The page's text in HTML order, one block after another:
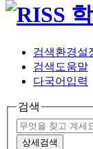
검색환경설
검색도움말
다국어입력
검색
상세검색